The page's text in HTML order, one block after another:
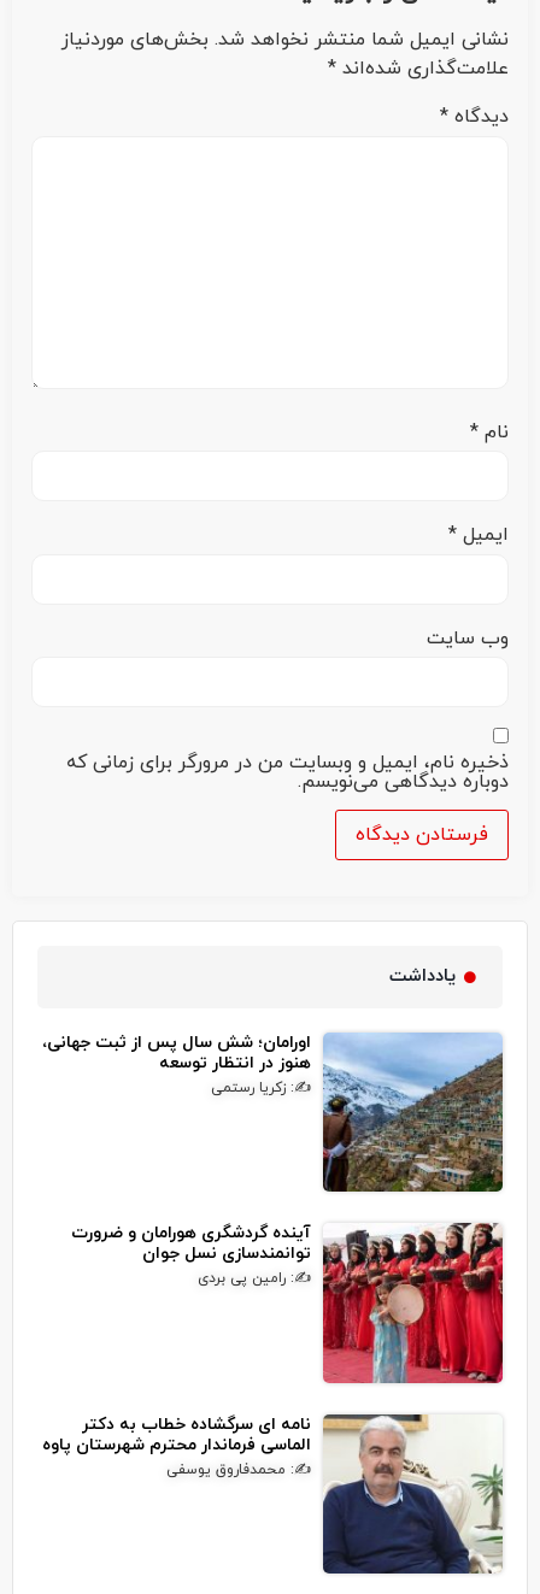
نشانی ایمیل شما منتشر نخواهد شد. بخش‌های موردنیاز
علامت‌گذاری شده‌اند *
دیدگاه *
نام *
ایمیل *
وب‌ سایت
ذخیره نام، ایمیل و وبسایت من در مرورگر برای زمانی که
دوباره دیدگاهی می‌نویسم.
یادداشت
اورامان؛ شش سال پس از ثبت جهانی،
هنوز در انتظار توسعه
✍: زکریا رستمی
آینده گردشگری هورامان و ضرورت
توانمندسازی نسل جوان
✍: رامین پی بردی
نامه ای سرگشاده خطاب به دکتر
الماسی فرماندار محترم شهرستان پاوه
✍: محمدفاروق یوسفی